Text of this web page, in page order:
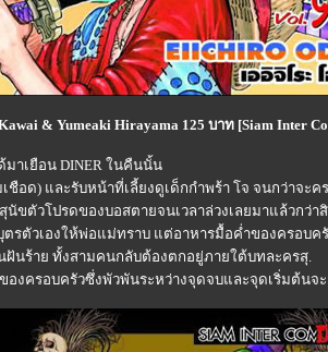
& Yumeaki Hirayama 125 บาท [Siam Inter
าเยือน DINER ในคืนนั้น
ชือด) และรับหน้าที่เลี้ยงดูเด็กกำพร้า โจ จนกว่าจะค
นัขตัวโปรดของบอสตายจนเวลาล่วงเลยมาแล้วกว่
รตัวเองให้พ่อแม่ทราบ แต่อาหารมื้อค่ำของครอบค
ฝันร้าย ทั้งสามคนกลับต้องตกอยู่ภายใต้บทละครสุ.
องครอบครัวซึ่งพัวพันระหว่างจุดจบและจุดเริ่มต้นจะ